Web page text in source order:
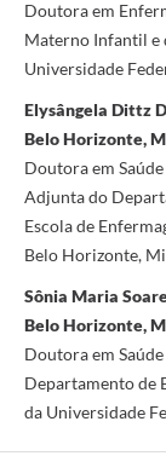
Doutora em
Materno Infantil e
Universidade
Elysângela Dittz
Belo Horizonte,
Doutora em
Adjunta do
Escola de
Belo Horizonte,
Sônia Maria
Belo Horizonte,
Doutora em
Departamento de
da Universidade